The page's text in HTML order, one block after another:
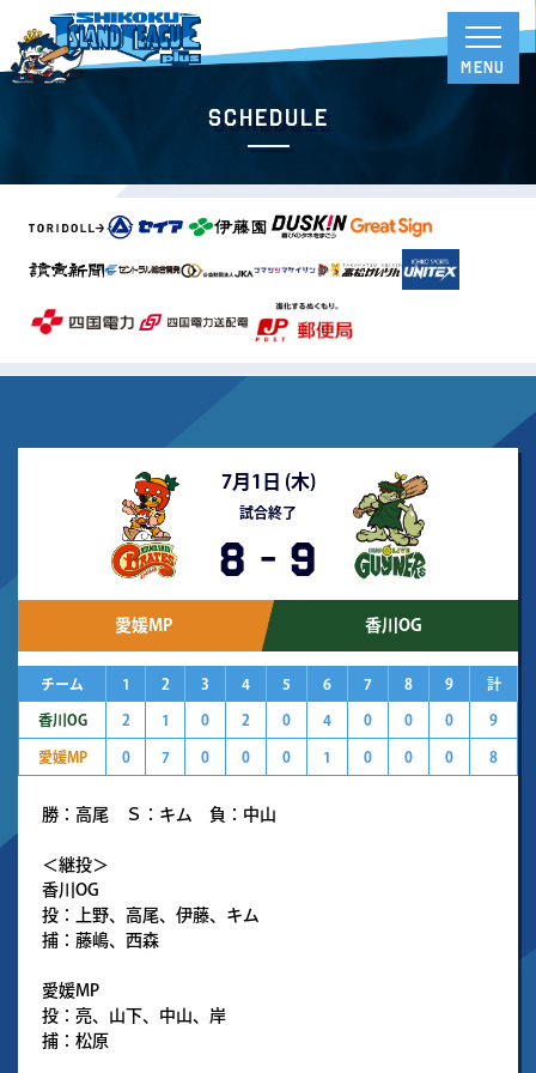
Schedule
7月1日 (木)
試合終了
8 - 9
愛媛MP 香川OG
チーム 1 2 3 4 5 6 7 8 9 計
香川OG 2 1 0 2 0 4 0 0 0 9
愛媛MP 0 7 0 0 0 1 0 0 0 8
勝：高尾 Ｓ：キム 負：中山
＜継投＞
香川OG
投：上野、高尾、伊藤、キム
捕：藤嶋、西森
愛媛MP
投：亮、山下、中山、岸
捕：松原